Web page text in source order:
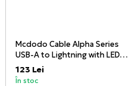
Mcdodo Cable Alpha Series
USB-A to Lightning with LED
2A 1.2m, Black
123 Lei
În stoc